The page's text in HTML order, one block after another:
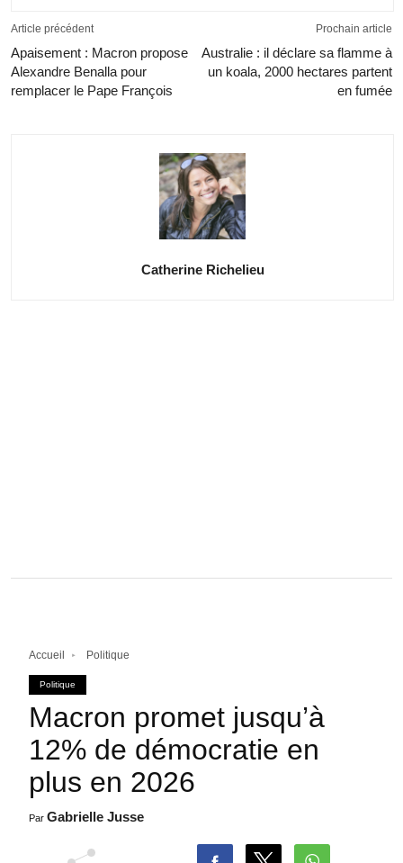
Article précédent
Apaisement : Macron propose
Alexandre Benalla pour
remplacer le Pape François
Prochain article
Australie : il déclare sa flamme à
un koala, 2000 hectares partent
en fumée
Catherine Richelieu